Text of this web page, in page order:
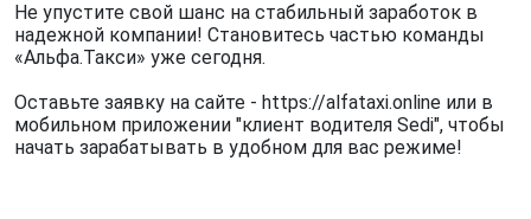
Не упустите свой шанс на стабильный заработок в
надежной компании! Становитесь частью команды
«Альфа.Такси» уже сегодня.
Оставьте заявку на сайте - https://alfataxi.online или в
мобильном приложении "клиент водителя Sedi", чтобы
начать зарабатывать в удобном для вас режиме!